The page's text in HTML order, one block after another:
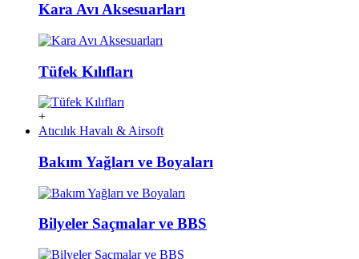
Kara Avı Aksesuarları
Tüfek Kılıfları
+
Atıcılık Havalı & Airsoft
Bakım Yağları ve Boyaları
Bilyeler Saçmalar ve BBS